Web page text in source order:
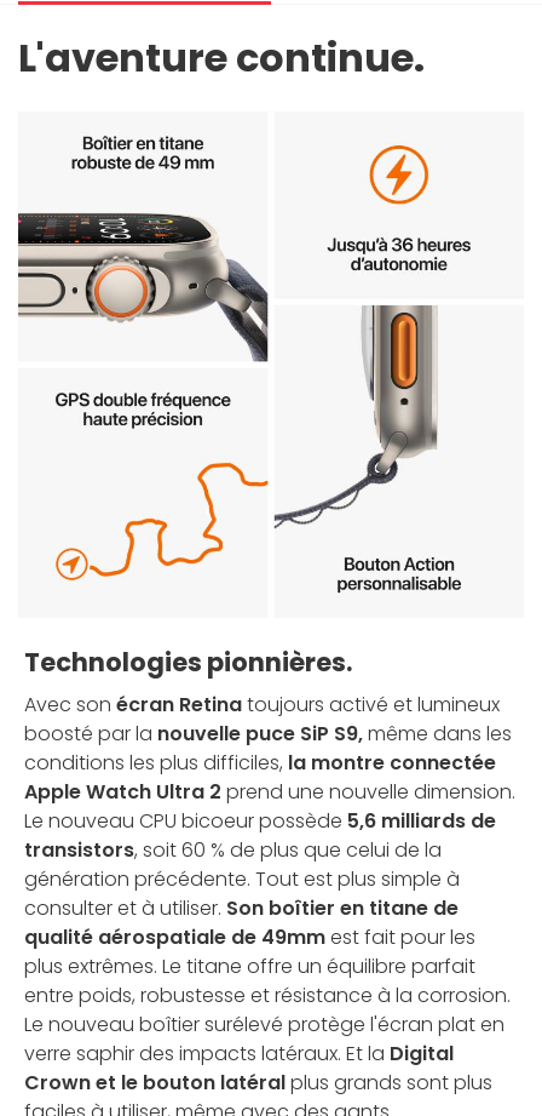
L'aventure continue.
Technologies pionnières.
Avec son écran Retinatoujours activé et lumineux
boosté par la nouvelle puce SiP S9,même dans les
conditions les plus difficiles, la montre connectée
Apple Watch Ultra 2 prend une nouvelle dimension.
Le nouveau CPU bicoeur possède 5,6 milliards de
transistors, soit 60 % de plus que celui de la
génération précédente. Tout est plus simple à
consulter et à utiliser. Son boîtier en titane de
qualité aérospatiale de 49mmest fait pour les
plus extrêmes. Le titane offre un équilibre parfait
entre poids, robustesse et résistance à la corrosion.
Le nouveau boîtier surélevé protège l'écran plat en
verre saphir des impacts latéraux. Et la Digital
Crown et le bouton latéralplus grands sont plus